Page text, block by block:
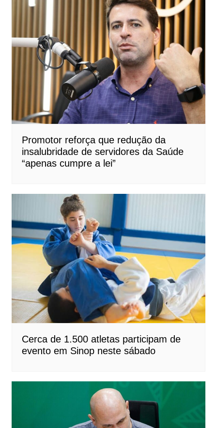
Promotor reforça que redução da
insalubridade de servidores da Saúde
“apenas cumpre a lei”
Cerca de 1.500 atletas participam de
evento em Sinop neste sábado